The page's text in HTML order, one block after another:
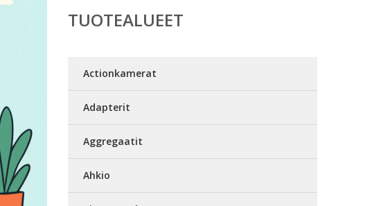
TUOTEALUEET
Actionkamerat
Adapterit
Aggregaatit
Ahkio